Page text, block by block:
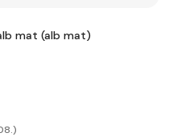
mat (alb mat)